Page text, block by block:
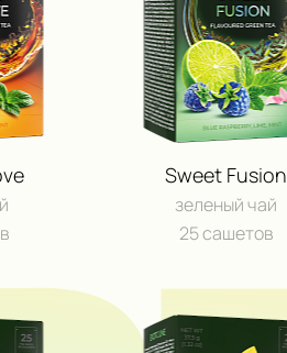
Sweet Fusion
зеленый чай
25 сашетов